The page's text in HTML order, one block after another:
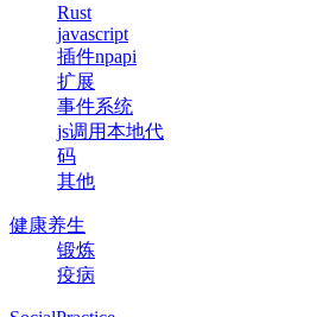
Rust
javascript
插件npapi
扩展
事件系统
js调用本地代
码
其他
健康养生
锻炼
疫病